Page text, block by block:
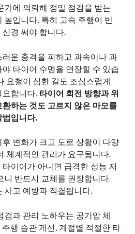
가에 의뢰해 정밀 점검을 받는
높입니다. 특히 고속 주행이 빈
경 써야 합니다.
운 충격을 피하고 과속이나 과
타이어 수명을 연장할 수 있습
요철이 심한 길도 조심스럽게
요합니다. 타이어 회전 방향과 위
하는 것도 고르지 않은 마모를
법입니다.
변화가 크고 도로 상황이 다양
체계적인 관리가 요구됩니다.
이어가 아니면 급격한 성능 저
니 반드시 교체를 권장합니다.
사고 예방과 직결됩니다.
검과 관리 노하우는 공기압 체
행 습관 개선, 계절별 적절한 타